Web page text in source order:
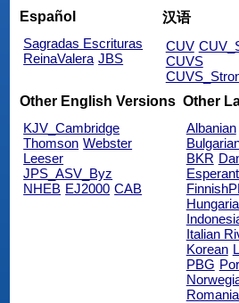
Español
Sagradas Escrituras
ReinaValera JBS
汉语
CUV
CUVS
Other English Versions
KJV_Cambridge
Thomson Webster
Leeser
JPS_ASV_Byz
NHEB EJ2000 CAB
Other
Albanian
BKR
Italian
Korean
PBG